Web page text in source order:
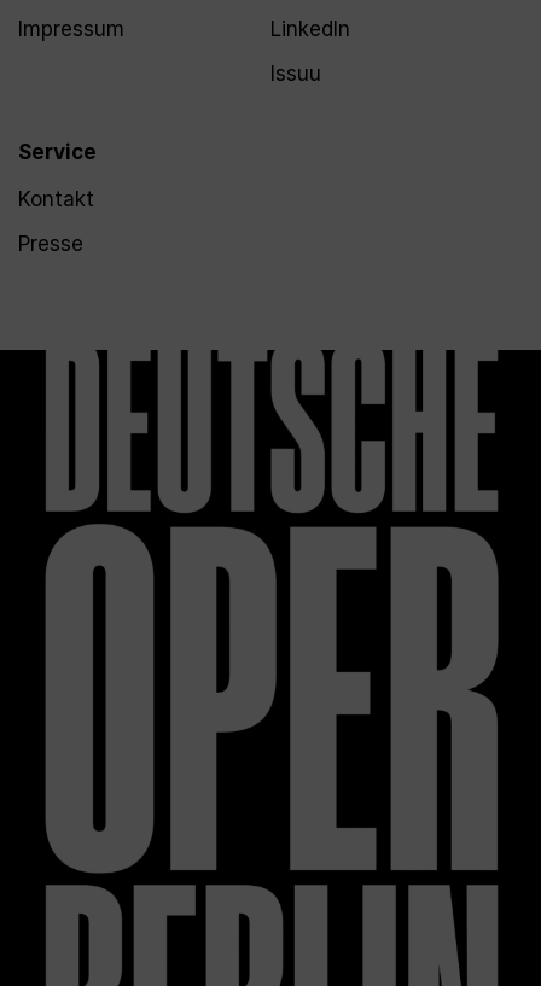
Impressum
Service
Kontakt
Presse
LinkedIn
Issuu